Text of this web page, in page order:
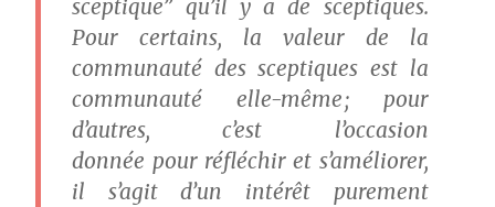
sceptique” qu’il y a de sceptiques.
Pour certains, la valeur de la
communauté des sceptiques est la
communauté elle-même ; pour
d’autres, c’est l’occasion
donnée pour réfléchir et s’améliorer,
il s’agit d’un intérêt purement